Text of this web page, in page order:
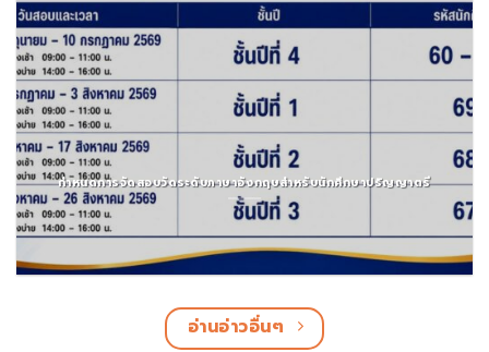
กำหนดการจัดสอบวัดระดับภาษาอังกฤษสำหรับนักศึกษาปริญญาตรี
อ่านอ่าวอื่นๆ